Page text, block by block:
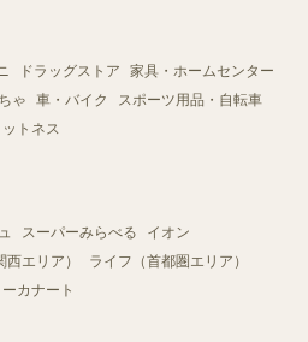
ドラッグストア
家具・ホームセンター
ゃ 車・バイク
スポーツ用品・自転車
トネス
スーパーみらべる
イオン
エリア）
ライフ（首都圏エリア）
カナート